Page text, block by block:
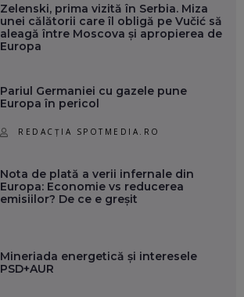
Zelenski, prima vizită în Serbia. Miza
unei călătorii care îl obligă pe Vučić să
aleagă între Moscova și apropierea de
Europa
Pariul Germaniei cu gazele pune
Europa în pericol
REDACȚIA SPOTMEDIA.RO
Nota de plată a verii infernale din
Europa: Economie vs reducerea
emisiilor? De ce e greșit
Mineriada energetică și interesele
PSD+AUR